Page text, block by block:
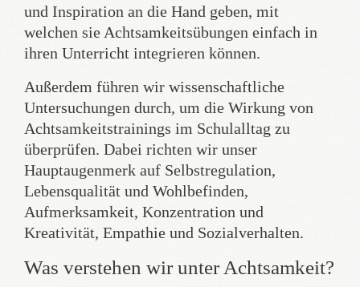
und Inspiration an die Hand geben, mit
welchen sie Achtsamkeitsübungen einfach in
ihren Unterricht integrieren können.
Außerdem führen wir wissenschaftliche
Untersuchungen durch, um die Wirkung von
Achtsamkeitstrainings im Schulalltag zu
überprüfen. Dabei richten wir unser
Hauptaugenmerk auf Selbstregulation,
Lebensqualität und Wohlbefinden,
Aufmerksamkeit, Konzentration und
Kreativität, Empathie und Sozialverhalten.
Was verstehen wir unter Achtsamkeit?